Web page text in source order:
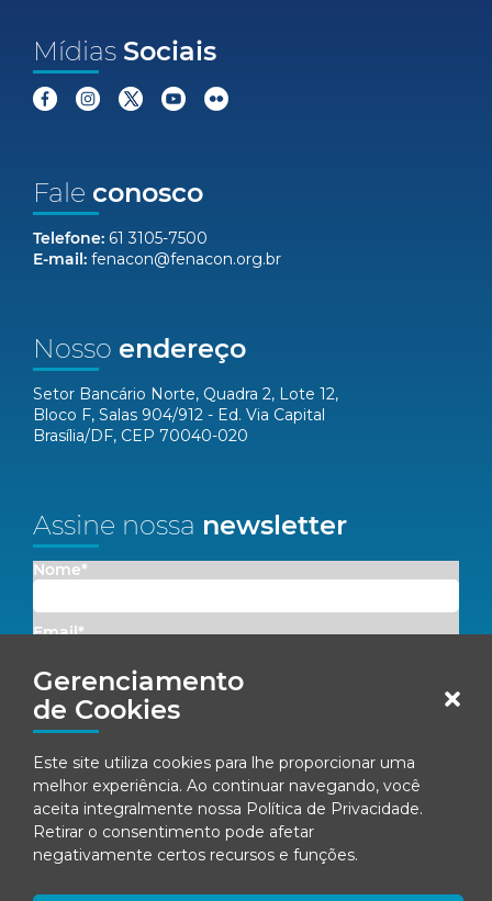
Gerenciamento
de Cookies
Este site utiliza cookies para lhe proporcionar uma
melhor experiência. Ao continuar navegando, você
aceita integralmente nossa Política de Privacidade.
Retirar o consentimento pode afetar
negativamente certos recursos e funções.
Mídias Sociais
Fale conosco
Telefone: 61 3105-7500
E-mail: fenacon@fenacon.org.br
Nosso endereço
Setor Bancário Norte, Quadra 2, Lote 12,
Bloco F, Salas 904/912 - Ed. Via Capital
Brasília/DF, CEP 70040-020
Assine nossa newsletter
Nome*
Email*
Concordo em receber comunicações da Fenacon.
Ao se inscrever, você concorda com nossaPolítica de Privacidade
© Fenacon 2026